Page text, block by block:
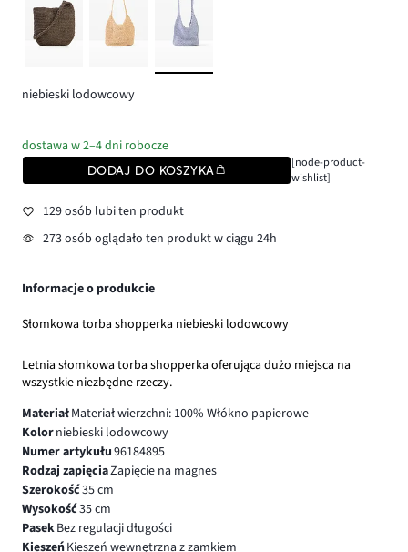
niebieski lodowcowy
dostawa w 2–4 dni robocze
DODAJ DO KOSZYKA
[node-product-
wishlist]
129 osób lubi ten produkt
273 osób oglądało ten produkt w ciągu 24h
Informacje o produkcie
Słomkowa torba shopperka niebieski lodowcowy
Letnia słomkowa torba shopperka oferująca dużo miejsca na
wszystkie niezbędne rzeczy.
MateriałMateriał wierzchni: 100% Włókno papierowe
Kolorniebieski lodowcowy
Numer artykułu96184895
Rodzaj zapięciaZapięcie na magnes
Szerokość35 cm
Wysokość35 cm
PasekBez regulacji długości
KieszeńKieszeń wewnętrzna z zamkiem